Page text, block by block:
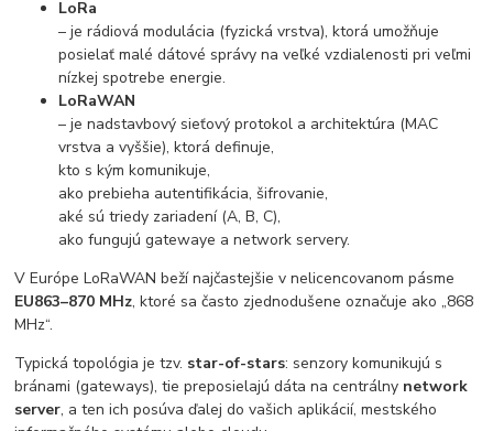
LoRa
– je rádiová modulácia (fyzická vrstva), ktorá umožňuje
posielať malé dátové správy na veľké vzdialenosti pri veľmi
nízkej spotrebe energie.
LoRaWAN
– je nadstavbový sieťový protokol a architektúra (MAC
vrstva a vyššie), ktorá definuje,
kto s kým komunikuje,
ako prebieha autentifikácia, šifrovanie,
aké sú triedy zariadení (A, B, C),
ako fungujú gatewaye a network servery.
V Európe LoRaWAN beží najčastejšie v nelicencovanom pásme
EU863–870 MHz, ktoré sa často zjednodušene označuje ako „868
MHz“.
Typická topológia je tzv. star-of-stars: senzory komunikujú s
bránami (gateways), tie preposielajú dáta na centrálny network
server, a ten ich posúva ďalej do vašich aplikácií, mestského